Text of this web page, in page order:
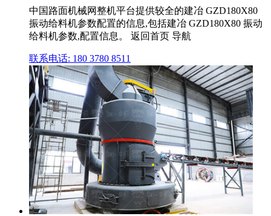
中国路面机械网整机平台提供较全的建冶 GZD180X80
振动给料机参数配置的信息,包括建冶 GZD180X80 振动
给料机参数,配置信息。 返回首页 导航
联系电话: 180 3780 8511